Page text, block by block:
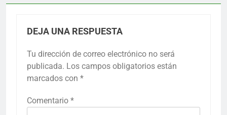
DEJA UNA RESPUESTA
Tu dirección de correo electrónico no será
publicada. Los campos obligatorios están
marcados con *
Comentario *